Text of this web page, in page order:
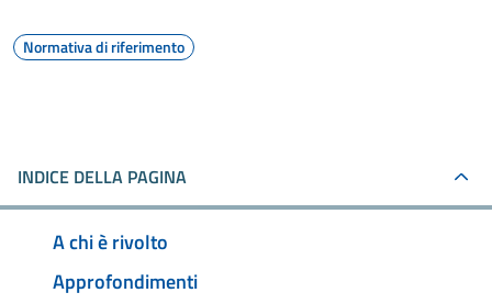
Normativa di riferimento
INDICE DELLA PAGINA
A chi è rivolto
Approfondimenti